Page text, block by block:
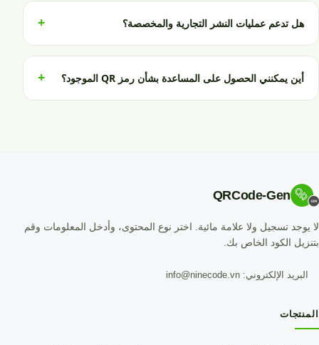
هل تدعم عمليات النشر التجارية والمخصصة؟ +
أين يمكنني الحصول على المساعدة بشأن رمز QR الموجود؟ +
QRCode-Gen
لا يوجد تسجيل ولا علامة مائية. اختر نوع المحتوى، وأدخل المعلومات وقم
بتنزيل الكود الخاص بك.
البريد الإلكتروني: info@ninecode.vn
المنتجات